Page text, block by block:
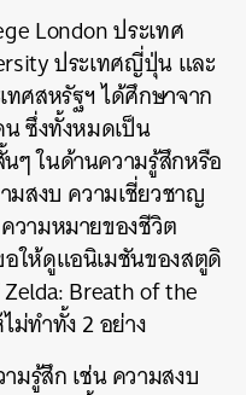
London ประเทศ
ประเทศญี่ปุ่น และ
ทศสหรัฐฯ ได้ศึกษาจาก
ซึ่งทั้งหมดเป็น
ในด้านความรู้สึกหรือ
มสงบ ความเชี่ยวชาญ
วามหมายของชีวิต
ให้ดูแอนิเมชันของสตูดิ
Breath of the
ทําทั้ง 2 อย่าง
มรู้สึก เช่น ความสงบ